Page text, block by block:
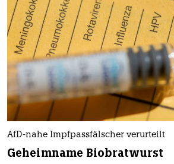
AfD-nahe Impfpassfälscher verurteilt
Geheimname Biobratwurst